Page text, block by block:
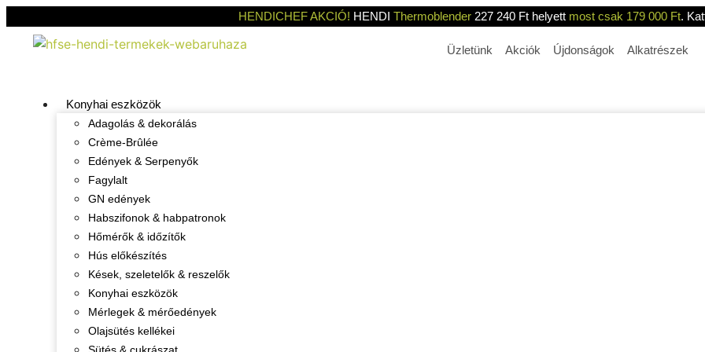
HENDICHEF AKCIÓ! HENDI Thermoblender227 240 Ft helyett most csak 179 000 Ft.
Üzletünk Akciók Újdonságok Alkatrészek
Konyhai eszközök
Adagolás & dekorálás
Crème-Brûlée
Edények & Serpenyők
Fagylalt
GN edények
Habszifonok & habpatronok
Hőmérők & időzítők
Hús előkészítés
Kések, szeletelők & reszelők
Konyhai eszközök
Mérlegek & mérőedények
Olajsütés kellékei